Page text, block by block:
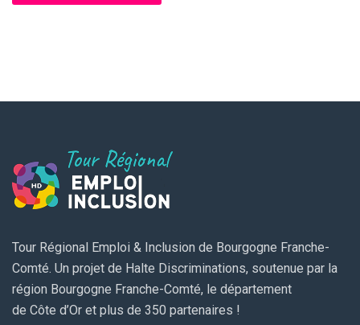
Tour Régional Emploi & Inclusion de Bourgogne Franche-
Comté. Un projet de Halte Discriminations, soutenue par la
région Bourgogne Franche-Comté, le département
de Côte d’Or et plus de 350 partenaires !